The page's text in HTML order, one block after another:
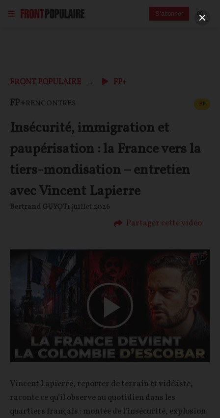
S'abonner
FRONT POPULAIRE FP+
FP+RENCONTRES FP
Insécurité, immigration et
paupérisation : la France vers la
tiers-mondisation – entretien
avec Vincent Lapierre
Bertrand GUYOT1 juillet 2026
Partager cette vidéo
Play
Video
Vincent Lapierre, reporter de terrain et vidéaste,
raconte ce qu’il observe au quotidien dans les
quartiers français : montée de l’insécurité, explosion